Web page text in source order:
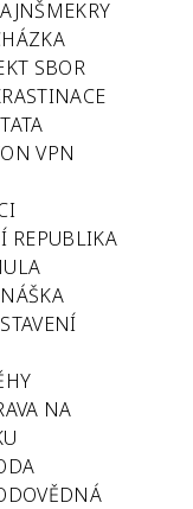
SBOR
VPN
REPUBLIKA
NA